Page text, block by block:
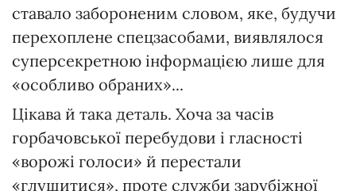
ставало забороненим словом, яке, будучи
перехоплене спецзасобами, виявлялося
суперсекретною інформацією лише для
«особливо обраних»...
Цікава й така деталь. Хоча за часів
горбачовської перебудови і гласності
«ворожі голоси» й перестали
«глушитися», проте служби зарубіжної